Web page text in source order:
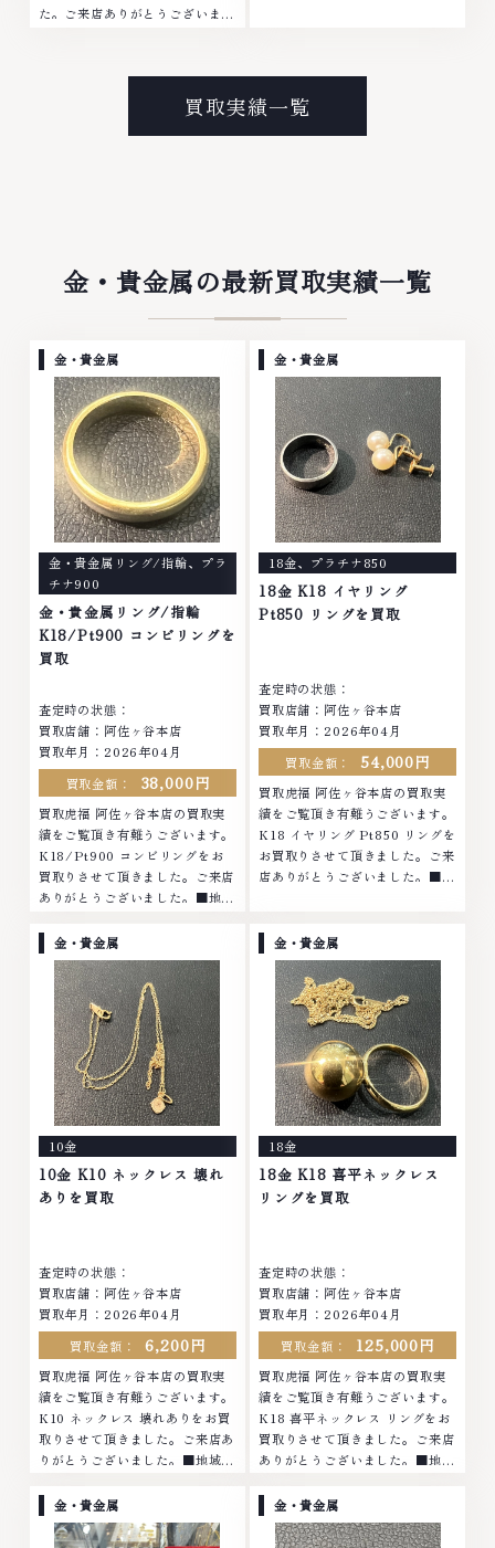
た。ご来店ありがとうございまし
ブランド衣類 お酒買取りのこと
なら、お任せくださいなかでも
金・プラチナ等のアクセサリー・
貴金属・宝石・ダイヤモンド・ジ
実現しており、他店ではお値段の
軽にご連絡ください。TEL:
0120-959-764営業時間: 10:00
～19:00定休日: 年中無休
さいなかでも金・プラチナ等のア
クセサリー・貴金属・宝石・ダイ
ヤモンド・ジュエリーや ブラン
ド品・時計等は特に自信を持っ
物でも、一点一点丁寧に無料で査
時間: 10:00～19:00定休日: 年中
無休
買取実績一覧
金・貴金属の最新買取実績一覧
金・貴金属
金・貴金属リング/指輪、 プラ
チナ900
金・貴金属リング/指輪
K18/Pt900 コンビリングを
買取
査定時の状態：
買取店舗：阿佐ヶ谷本店
買取年月：2026年04月
買取金額：
38,000円
買取虎福 阿佐ヶ谷本店の買取実
績をご覧頂き有難うございます。
K18/Pt900 コンビリングをお
買取りさせて頂きました。ご来店
ありがとうございました。■地域
ヤモンド ブランド品 ブランド衣
類 お酒買取りのことなら、お任
せくださいなかでも金・プラチナ
等のアクセサリー・貴金属・宝
石・ダイヤモンド・ジュエリーや
ブランド品・時計等は特に自信を
持って、高額査定を実現しており
ます。 古くて使わなくなってし
まったアクセサリー、動かなくな
ってしまった腕時計、多くのお品
物の高価買取りを実現しており、
他店ではお値段の付かなかったお
品物でも、一点一点丁寧に無料で
中無休
金・貴金属
18金、 プラチナ850
18金 K18 イヤリング
Pt850 リングを買取
査定時の状態：
買取店舗：阿佐ヶ谷本店
買取年月：2026年04月
買取金額：
54,000円
買取虎福 阿佐ヶ谷本店の買取実
績をご覧頂き有難うございます。
K18 イヤリング Pt850 リングを
お買取りさせて頂きました。ご来
店ありがとうございました。■地
衣類 お酒買取りのことなら、お
任せくださいなかでも金・プラチ
ナ等のアクセサリー・貴金属・宝
石・ダイヤモンド・ジュエリーや
ブランド品・時計等は特に自信を
持って、高額査定を実現しており
ます。 古くて使わなくなってし
まったアクセサリー、動かなくな
ってしまった腕時計、多くのお品
物の高価買取りを実現しており、
他店ではお値段の付かなかったお
品物でも、一点一点丁寧に無料で
査定します。お気軽にご連絡くだ
金・貴金属
10金
10金 K10 ネックレス 壊れ
ありを買取
査定時の状態：
買取店舗：阿佐ヶ谷本店
買取年月：2026年04月
買取金額：
6,200円
買取虎福 阿佐ヶ谷本店の買取実
績をご覧頂き有難うございます。
K10 ネックレス 壊れありをお買
取りさせて頂きました。ご来店あ
りがとうございました。■地域買
モンド ブランド品 ブランド衣類
お酒買取りのことなら、お任せく
ださいなかでも金・プラチナ等の
金・貴金属
18金
18金 K18 喜平ネックレス
リングを買取
査定時の状態：
買取店舗：阿佐ヶ谷本店
買取年月：2026年04月
買取金額：
125,000円
買取虎福 阿佐ヶ谷本店の買取実
績をご覧頂き有難うございます。
K18 喜平ネックレス リングをお
買取りさせて頂きました。ご来店
ありがとうございました。■地域
ヤモンド ブランド品 ブランド衣
類 お酒買取りのことなら、お任
せくださいなかでも金・プラチナ
金・貴金属 金・貴金属